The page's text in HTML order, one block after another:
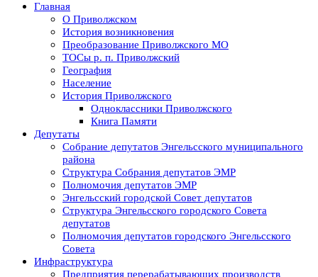
Главная
О Приволжском
История возникновения
Преобразование Приволжского МО
ТОСы р. п. Приволжский
География
Население
История Приволжского
Одноклассники Приволжского
Книга Памяти
Депутаты
Собрание депутатов Энгельсского муниципального
района
Структура Собрания депутатов ЭМР
Полномочия депутатов ЭМР
Энгельсский городской Совет депутатов
Структура Энгельсского городского Совета
депутатов
Полномочия депутатов городского Энгельсского
Совета
Инфраструктура
Предприятия перерабатывающих производств